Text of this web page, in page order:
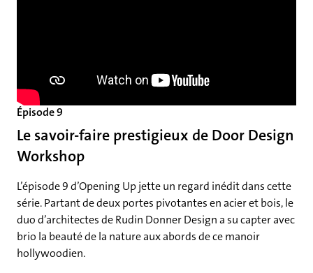
Épisode 9
Le savoir-faire prestigieux de Door Design
Workshop
L’épisode 9 d’Opening Up jette un regard inédit dans cette
série. Partant de deux portes pivotantes en acier et bois, le
duo d’architectes de Rudin Donner Design a su capter avec
brio la beauté de la nature aux abords de ce manoir
hollywoodien.